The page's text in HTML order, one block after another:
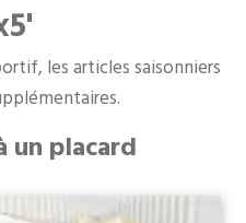
les articles saisonniers
un placard